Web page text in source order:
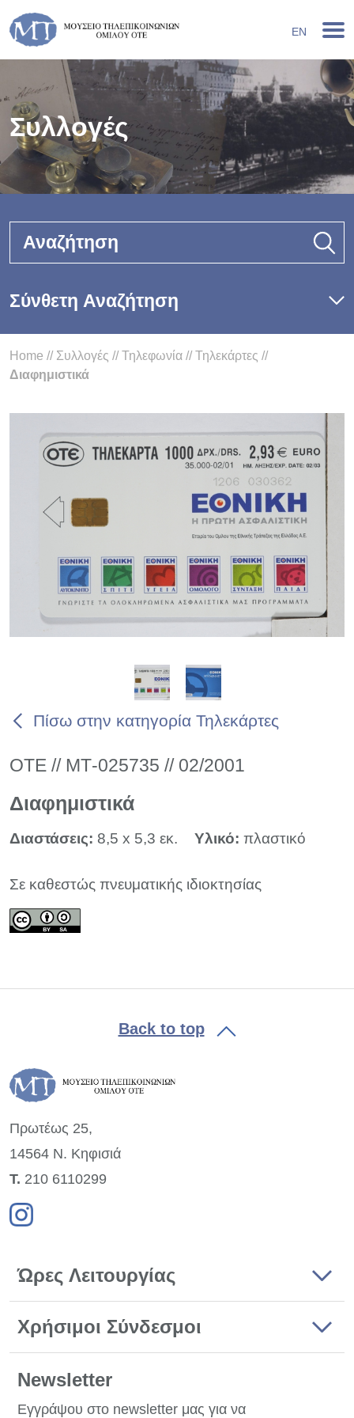
EN
Συλλογές
Αναζήτηση
Σύνθετη Αναζήτηση
Home // Συλλογές //Τηλεφωνία //Τηλεκάρτες //
Διαφημιστικά
Πίσω στην κατηγορία Τηλεκάρτες
ΟΤΕ // ΜΤ-025735 // 02/2001
Διαφημιστικά
Διαστάσεις: 8,5 x 5,3 εκ. Υλικό: πλαστικό
Σε καθεστώς πνευματικής ιδιοκτησίας
Back to top
Πρωτέως 25,
14564 Ν. Κηφισιά
Τ. 210 6110299
Ώρες Λειτουργίας
Χρήσιμοι Σύνδεσμοι
Newsletter
Εγγράψου στο newsletter μας για να